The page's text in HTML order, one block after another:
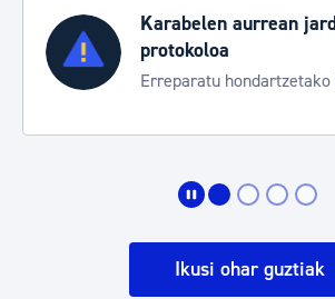
Karabelen aurrean
protokoloa
Erreparatu hondartzetako
Ikusi ohar guztiak